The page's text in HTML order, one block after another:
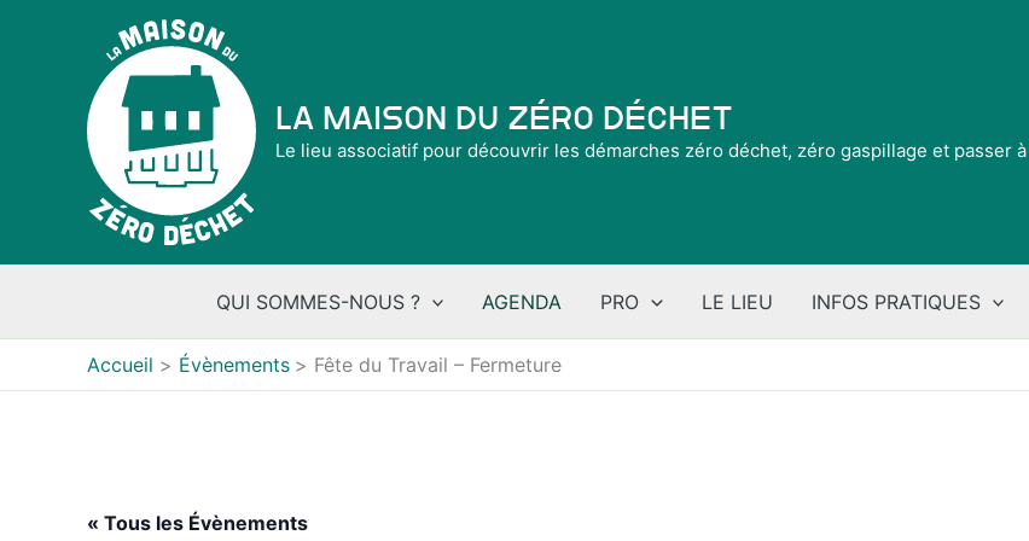
La Maison du Zéro Déchet
Le lieu associatif pour découvrir les démarches zéro déchet, zéro gaspillage et passer à
QUI SOMMES-NOUS ? AGENDA PRO LE LIEU INFOS PRATIQUES
Accueil Évènements Fête du Travail – Fermeture
« Tous les Évènements